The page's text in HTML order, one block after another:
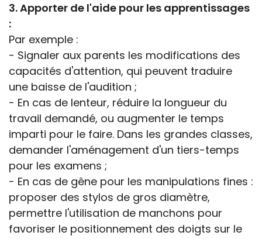
3. Apporter de l'aide pour les apprentissages
:
Par exemple :
- Signaler aux parents les modifications des
capacités d'attention, qui peuvent traduire
une baisse de l'audition ;
- En cas de lenteur, réduire la longueur du
travail demandé, ou augmenter le temps
imparti pour le faire. Dans les grandes classes,
demander l'aménagement d'un tiers-temps
pour les examens ;
- En cas de gêne pour les manipulations fines :
proposer des stylos de gros diamètre,
permettre l'utilisation de manchons pour
favoriser le positionnement des doigts sur le